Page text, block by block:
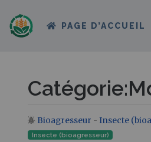
PAGE D’ACCUEIL
Catégorie:
Aller à :navigation,
Bioagresseur - Insecte
Insecte (bioagresseur)